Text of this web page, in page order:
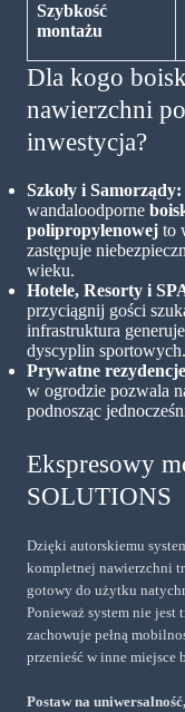
Szybkość
montażu
Dla kogo
nawierzchni
inwestycja?
Szkoły i Samorządy:
wandaloodporne
polipropylenowej to
zastępuje
wieku.
Hotele, Resorty i
przyciągnij gości
infrastruktura
dyscyplin sportowych.
Prywatne
w ogrodzie pozwala
podnosząc
Ekspresowy
SOLUTIONS
Dzięki autorskiemu
kompletnej nawierzchni
gotowy do użytku
Ponieważ system nie
zachowuje pełną
przenieść w inne miejsce
Postaw na